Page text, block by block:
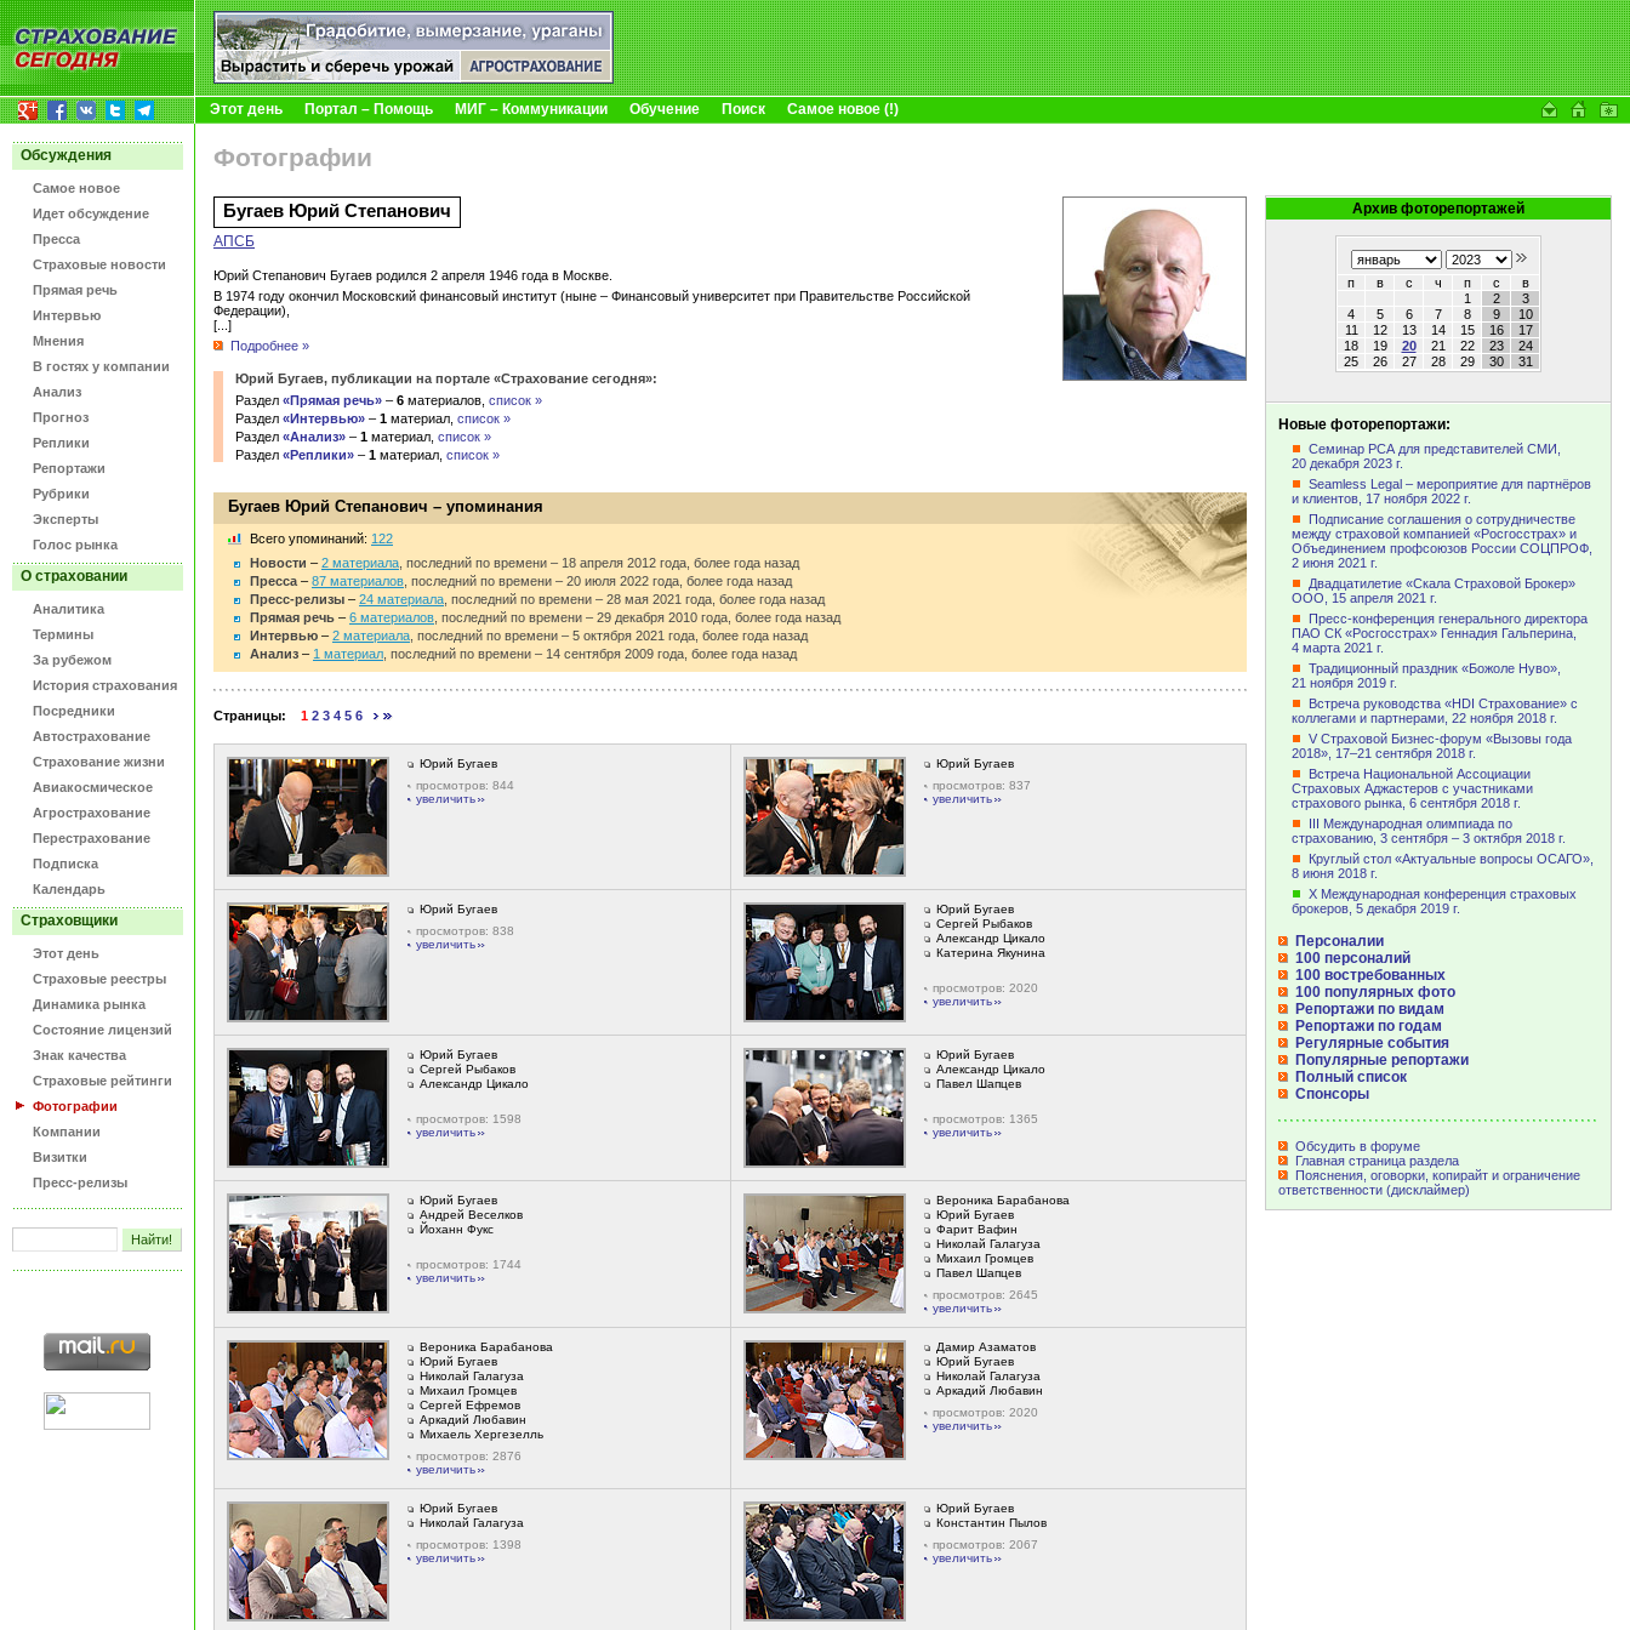
Этот день Портал – Помощь МИГ – Коммуникации Обучение Поиск Самое новое (!)
Обсуждения
Самое новое
Идет обсуждение
Пресса
Страховые новости
Прямая речь
Интервью
Мнения
В гостях у компании
Анализ
Прогноз
Реплики
Репортажи
Рубрики
Эксперты
Голос рынка
О страховании
Аналитика
Термины
За рубежом
История страхования
Посредники
Автострахование
Страхование жизни
Авиакосмическое
Агрострахование
Перестрахование
Подписка
Календарь
Страховщики
Этот день
Страховые реестры
Динамика рынка
Состояние лицензий
Знак качества
Страховые рейтинги
Фотографии
Компании
Визитки
Пресс-релизы
Фотографии
Бугаев Юрий Степанович
АПСБ
Юрий Степанович Бугаев родился 2 апреля 1946 года в Москве.
В 1974 году окончил Московский финансовый институт (ныне – Финансовый университет при Правительстве Российской
Федерации),
[...]
Подробнее »
Юрий Бугаев, публикации на портале «Страхование сегодня»:
Раздел «Прямая речь» – 6 материалов, список »
Раздел «Интервью» – 1 материал, список »
Раздел «Анализ» – 1 материал, список »
Раздел «Реплики» – 1 материал, список »
Бугаев Юрий Степанович – упоминания
Bсего упоминаний: 122
Новости – 2 материала , последний по времени – 18 апреля 2012 года, более года назад
Пресса – 87 материалов , последний по времени – 20 июля 2022 года, более года назад
Пресс-релизы – 24 материала , последний по времени – 28 мая 2021 года, более года назад
Прямая речь – 6 материалов , последний по времени – 29 декабря 2010 года, более года назад
Интервью – 2 материала , последний по времени – 5 октября 2021 года, более года назад
Анализ – 1 материал , последний по времени – 14 сентября 2009 года, более года назад
Страницы: 1 2 3 4 5 6
Юрий Бугаев
просмотров: 844
увеличить
Юрий Бугаев
просмотров: 837
увеличить
Юрий Бугаев
просмотров: 838
увеличить
Юрий Бугаев
Сергей Рыбаков
Александр Цикало
Катерина Якунина
просмотров: 2020
увеличить
Юрий Бугаев
Сергей Рыбаков
Александр Цикало
просмотров: 1598
увеличить
Юрий Бугаев
Александр Цикало
Павел Шапцев
просмотров: 1365
увеличить
Юрий Бугаев
Андрей Веселков
Йоханн Фукс
просмотров: 1744
увеличить
Вероника Барабанова
Юрий Бугаев
Фарит Вафин
Николай Галагуза
Михаил Громцев
Павел Шапцев
просмотров: 2645
увеличить
Вероника Барабанова
Юрий Бугаев
Николай Галагуза
Михаил Громцев
Сергей Ефремов
Аркадий Любавин
Михаель Хергезелль
просмотров: 2876
увеличить
Дамир Азаматов
Юрий Бугаев
Николай Галагуза
Аркадий Любавин
просмотров: 2020
увеличить
Юрий Бугаев
Николай Галагуза
просмотров: 1398
увеличить
Юрий Бугаев
Константин Пылов
просмотров: 2067
увеличить
Архив фоторепортажей
п в с ч п с
в
1
2
3
4
5 6 7 8 9
10
11
12 13 14 15 16
17
18
19 20 21 22 23
24
25
26 27 28 29 30 31
Новые фоторепортажи:
Семинар РСА для представителей СМИ,
20 декабря 2023 г.
Seamless Legal – мероприятие для партнёров
и клиентов, 17 ноября 2022 г.
Подписание соглашения о сотрудничестве
между страховой компанией «Росгосстрах» и
Объединением профсоюзов России СОЦПРОФ,
2 июня 2021 г.
Двадцатилетие «Скала Страховой Брокер»
ООО, 15 апреля 2021 г.
Пресс-конференция генерального директора
ПАО СК «Росгосстрах» Геннадия Гальперина,
4 марта 2021 г.
Традиционный праздник «Божоле Нуво»,
21 ноября 2019 г.
Встреча руководства «HDI Страхование» с
коллегами и партнерами, 22 ноября 2018 г.
V Страховой Бизнес-форум «Вызовы года
2018», 17–21 сентября 2018 г.
Встреча Национальной Ассоциации
Страховых Аджастеров с участниками
страхового рынка, 6 сентября 2018 г.
III Международная олимпиада по
страхованию, 3 сентября – 3 октября 2018 г.
Круглый стол «Актуальные вопросы ОСАГО»,
8 июня 2018 г.
Х Международная конференция страховых
брокеров, 5 декабря 2019 г.
Персоналии
100 персоналий
100 востребованных
100 популярных фото
Репортажи по видам
Репортажи по годам
Регулярные события
Популярные репортажи
Полный список
Спонсоры
Обсудить в форуме
Главная страница раздела
Пояснения, оговорки, копирайт и ограничение
ответственности (дисклаймер)